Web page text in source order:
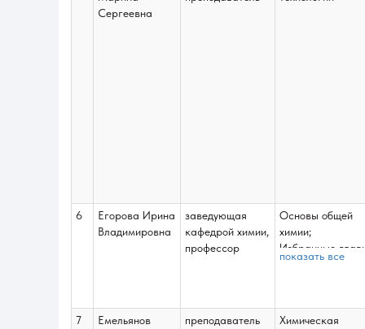
Сергеевна
6
Егорова Ирина
Владимировна
заведующая
кафедрой химии,
профессор
Основы общей
химии;
Избранные
неорганической
химия;
показать все
7
Емельянов
преподаватель
Химическая